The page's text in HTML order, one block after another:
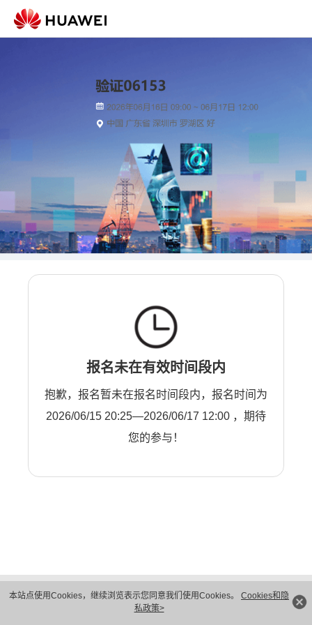
本站点使用Cookies，继续浏览表示您同意我们使用Cookies。 Cookies和隐
私政策>
报名未在有效时间段内
抱歉，报名暂未在报名时间段内，报名时间为
2026/06/15 20:25—2026/06/17 12:00 ，期待
您的参与！
隐私保护
法律声明